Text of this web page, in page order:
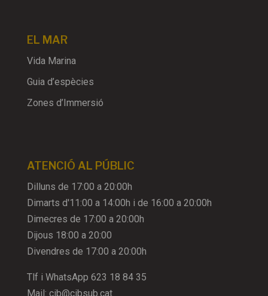
EL MAR
Vida Marina
Guia d’espècies
Zones d’Immersió
ATENCIÓ AL PÚBLIC
Dilluns de 17:00 a 20:00h
Dimarts d'11:00 a 14:00h i de 16:00 a 20:00h
Dimecres de 17:00 a 20:00h
Dijous 18:00 a 20:00
Divendres de 17:00 a 20:00h
Tlf i WhatsApp 623 18 84 35
Mail: cib@cibsub.cat